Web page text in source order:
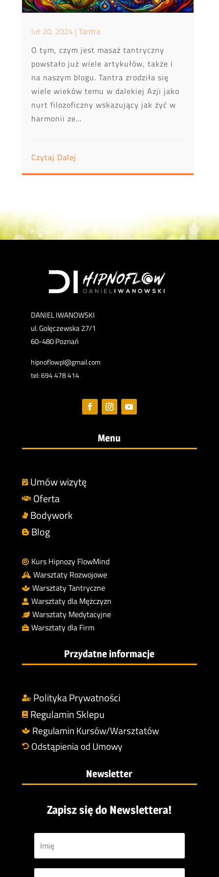
lut 20, 2024| Tantra
O tym, czym jest masaż tantryczny
powstało już wiele artykułów, także i
na naszym blogu. Tantra zrodziła się
wiele wieków temu w dalekiej Azji jako
nurt filozoficzny wskazujący jak żyć w
harmonii ze...
Czytaj Dalej
DANIEL IWANOWSKI
ul. Golęczewska 27/1
60-480 Poznań
hipnoflowpl@gmail.com
tel: 694 478 414
Menu
 Umów wizytę
 Oferta
 Bodywork
 Blog
 Kurs Hipnozy FlowMind
 Warsztaty Rozwojowe
 Warsztaty Tantryczne
 Warsztaty dla Mężczyzn
 Warsztaty Medytacyjne
 Warsztaty dla Firm
Przydatne informacje
 Polityka Prywatności
 Regulamin Sklepu
 Regulamin Kursów/Warsztatów
 Odstąpienia od Umowy
Newsletter
Zapisz się do Newslettera!